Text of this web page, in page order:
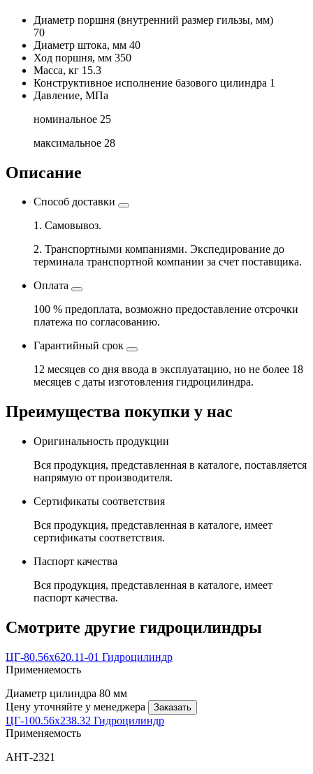
Диаметр поршня (внутренний размер гильзы, мм)
70
Диаметр штока, мм 40
Ход поршня, мм 350
Масса, кг 15.3
Конструктивное исполнение базового цилиндра 1
Давление, МПа
номинальное 25
максимальное 28
Описание
Способ доставки
1. Самовывоз.
2. Транспортными компаниями. Экспедирование до
терминала транспортной компании за счет поставщика.
Оплата
100 % предоплата, возможно предоставление отсрочки
платежа по согласованию.
Гарантийный срок
12 месяцев со дня ввода в эксплуатацию, но не более 18
месяцев с даты изготовления гидроцилиндра.
Преимущества покупки у нас
Оригинальность продукции
Вся продукция, представленная в каталоге, поставляется
напрямую от производителя.
Сертификаты соответствия
Вся продукция, представленная в каталоге, имеет
сертификаты соответствия.
Паспорт качества
Вся продукция, представленная в каталоге, имеет
паспорт качества.
Смотрите другие гидроцилиндры
ЦГ-80.56х620.11-01 Гидроцилиндр
Применяемость
Диаметр цилиндра 80 мм
Цену уточняйте у менеджера
Заказать
ЦГ-100.56х238.32 Гидроцилиндр
Применяемость
АНТ-2321